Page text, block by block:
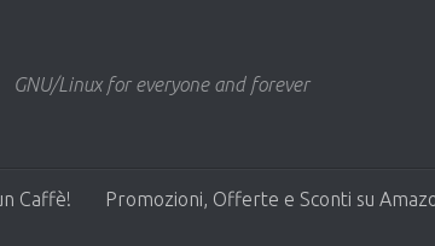
GNU/Linux for everyone and forever
Caffè! Promozioni, Offerte e Sconti su